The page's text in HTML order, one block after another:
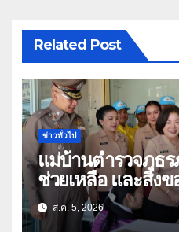
Related Post
ข่าวทั่วไป
แม่บ้านตำรวจภูธร
ช่วยเหลือ และสิ่ง
ธิดา ข้าราชการตำรวจจังหวัด
อุทัยธานี
ส.ค. 5, 2026